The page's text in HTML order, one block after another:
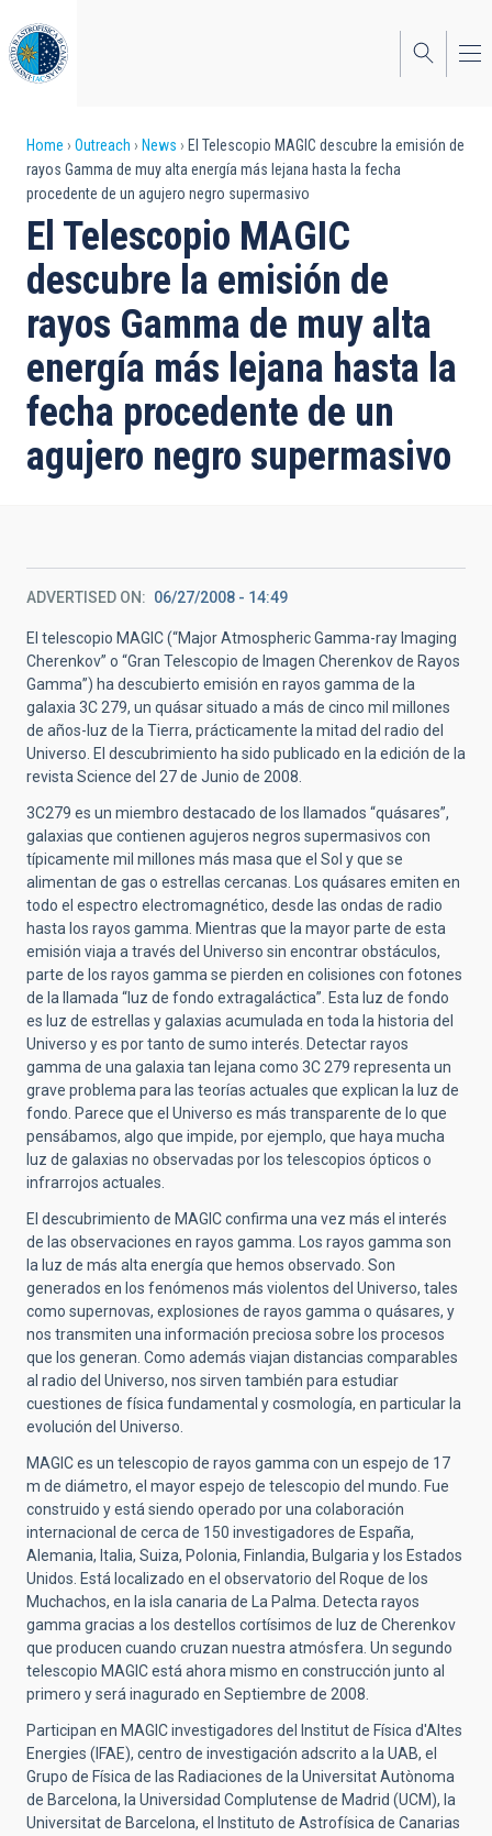
to
main
content
Breadcrumb
Home Outreach News
El Telescopio MAGIC descubre la emisión de
rayos Gamma de muy alta energía más lejana hasta la fecha
procedente de un agujero negro supermasivo
El Telescopio MAGIC
descubre la emisión de
rayos Gamma de muy alta
energía más lejana hasta la
fecha procedente de un
agujero negro supermasivo
ADVERTISED ON 06/27/2008 - 14:49
El telescopio MAGIC (“Major Atmospheric Gamma-ray Imaging
Cherenkov” o “Gran Telescopio de Imagen Cherenkov de Rayos
Gamma”) ha descubierto emisión en rayos gamma de la
galaxia 3C 279, un quásar situado a más de cinco mil millones
de años-luz de la Tierra, prácticamente la mitad del radio del
Universo. El descubrimiento ha sido publicado en la edición de la
revista Science del 27 de Junio de 2008.
3C279 es un miembro destacado de los llamados “quásares”,
galaxias que contienen agujeros negros supermasivos con
típicamente mil millones más masa que el Sol y que se
alimentan de gas o estrellas cercanas. Los quásares emiten en
todo el espectro electromagnético, desde las ondas de radio
hasta los rayos gamma. Mientras que la mayor parte de esta
emisión viaja a través del Universo sin encontrar obstáculos,
parte de los rayos gamma se pierden en colisiones con fotones
de la llamada “luz de fondo extragaláctica”. Esta luz de fondo
es luz de estrellas y galaxias acumulada en toda la historia del
Universo y es por tanto de sumo interés. Detectar rayos
gamma de una galaxia tan lejana como 3C 279 representa un
grave problema para las teorías actuales que explican la luz de
fondo. Parece que el Universo es más transparente de lo que
pensábamos, algo que impide, por ejemplo, que haya mucha
luz de galaxias no observadas por los telescopios ópticos o
infrarrojos actuales.
El descubrimiento de MAGIC confirma una vez más el interés
de las observaciones en rayos gamma. Los rayos gamma son
la luz de más alta energía que hemos observado. Son
generados en los fenómenos más violentos del Universo, tales
como supernovas, explosiones de rayos gamma o quásares, y
nos transmiten una información preciosa sobre los procesos
que los generan. Como además viajan distancias comparables
al radio del Universo, nos sirven también para estudiar
cuestiones de física fundamental y cosmología, en particular la
evolución del Universo.
MAGIC es un telescopio de rayos gamma con un espejo de 17
m de diámetro, el mayor espejo de telescopio del mundo. Fue
construido y está siendo operado por una colaboración
internacional de cerca de 150 investigadores de España,
Alemania, Italia, Suiza, Polonia, Finlandia, Bulgaria y los Estados
Unidos. Está localizado en el observatorio del Roque de los
Muchachos, en la isla canaria de La Palma. Detecta rayos
gamma gracias a los destellos cortísimos de luz de Cherenkov
que producen cuando cruzan nuestra atmósfera. Un segundo
telescopio MAGIC está ahora mismo en construcción junto al
primero y será inagurado en Septiembre de 2008.
Participan en MAGIC investigadores del Institut de Física d'Altes
Energies (IFAE), centro de investigación adscrito a la UAB, el
Grupo de Física de las Radiaciones de la Universitat Autònoma
de Barcelona, la Universidad Complutense de Madrid (UCM), la
Universitat de Barcelona, el Instituto de Astrofísica de Canarias